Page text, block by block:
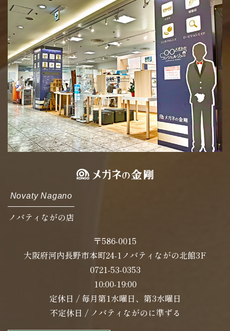
Novaty Nagano
ノバティながの店
〒586-0015
大阪府河内長野市本町24-1ノバティながの北館3F
0721-53-0353
10:00-19:00
定休日 / 毎月第1水曜日、第3水曜日
不定休日 / ノバティながのに準ずる